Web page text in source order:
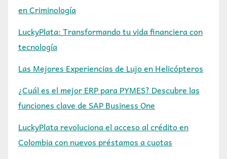
en Criminología
LuckyPlata: Transformando tu vida financiera con
tecnología
Las Mejores Experiencias de Lujo en Helicópteros
¿Cuál es el mejor ERP para PYMES? Descubre las
funciones clave de SAP Business One
LuckyPlata revoluciona el acceso al crédito en
Colombia con nuevos préstamos a cuotas